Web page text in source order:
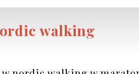
walking